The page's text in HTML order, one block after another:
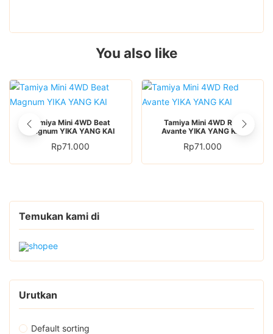
You also like
Tamiya Mini 4WD Beat
Magnum YIKA YANG KAI
Rp71.000
Tamiya Mini 4WD Red
Avante YIKA YANG KAI
Rp71.000
Temukan kami di
Urutkan
Default sorting